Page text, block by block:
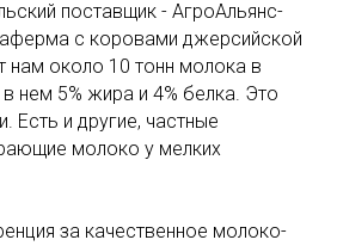
поставщик - АгроАльянс-
с коровами джерсийской
нам около 10 тонн молока в
нем 5% жира и 4% белка. Это
Есть и другие, частные
молоко у мелких
за качественное молоко-